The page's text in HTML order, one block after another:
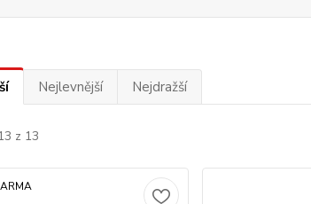
Nejlevnější Nejdražší
z 13